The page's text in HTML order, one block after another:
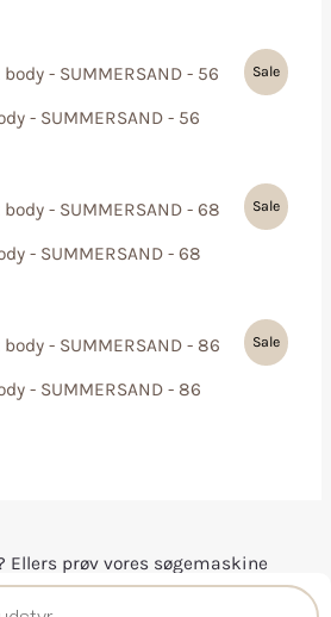
- SUMMERSAND - 56
Sale
- SUMMERSAND - 68
Sale
- SUMMERSAND - 86
Sale
Ellers prøv vores søgemaskine